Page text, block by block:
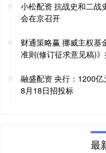
小松配资 抗战史和二战
会在京召开
财通策略赢 挪威主权基
准则(修订征求意见稿)
融盛配资 央行：1200
8月18日招投标
最